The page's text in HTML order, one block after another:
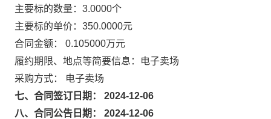
主要标的数量：3.0000个
主要标的单价：350.0000元
合同金额： 0.105000万元
履约期限、地点等简要信息：电子卖场
采购方式： 电子卖场
七、合同签订日期： 2024-12-06
八、合同公告日期： 2024-12-06